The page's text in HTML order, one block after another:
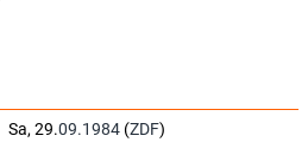
Sa, 29.09.1984 (ZDF)